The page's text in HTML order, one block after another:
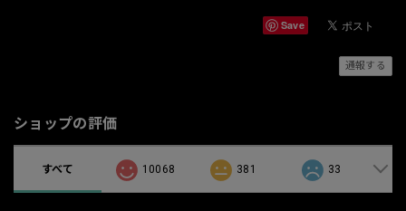
Save
通報する
ショップの評価
すべて 10068 381 33